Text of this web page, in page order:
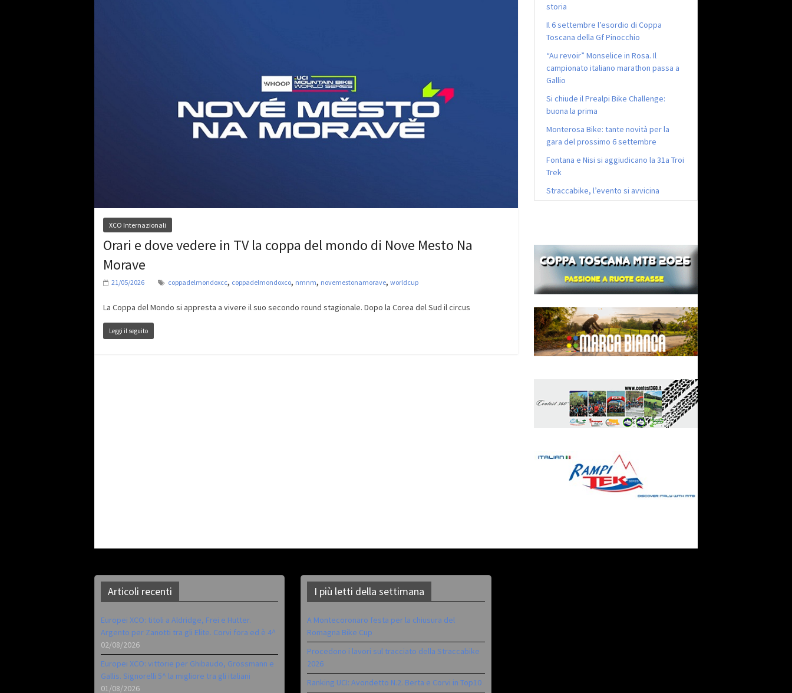
XCO Internazionali
Orari e dove vedere in TV la coppa del mondo di Nove Mesto Na
Morave
21/05/2026 coppadelmondoxcc, coppadelmondoxco, nmnm, novemestonamorave, worldcup
La Coppa del Mondo si appresta a vivere il suo secondo round stagionale. Dopo la Corea del Sud il circus
Leggi il seguito
storia
Il 6 settembre l’esordio di Coppa
Toscana della Gf Pinocchio
“Au revoir” Monselice in Rosa. Il
campionato italiano marathon passa a
Gallio
Si chiude il Prealpi Bike Challenge:
buona la prima
Monterosa Bike: tante novità per la
gara del prossimo 6 settembre
Fontana e Nisi si aggiudicano la 31a Troi
Trek
Straccabike, l’evento si avvicina
Articoli recenti
Europei XCO: titoli a Aldridge, Frei e Hutter.
Argento per Zanotti tra gli Elite. Corvi fora ed è 4^
02/08/2026
Europei XCO: vittorie per Ghibaudo, Grossmann e
Gallis. Signorelli 5^ la migliore tra gli italiani
01/08/2026
I più letti della settimana
A Montecoronaro festa per la chiusura del
Romagna Bike Cup
Procedono i lavori sul tracciato della Straccabike
2026
Ranking UCI: Avondetto N.2. Berta e Corvi in Top10